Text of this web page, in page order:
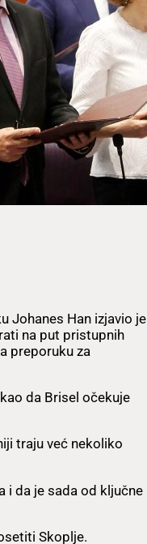
Johanes Han izjavio je
na put pristupnih
preporuku za
da Brisel očekuje
traju već nekoliko
i da je sada od ključne
Skoplje.